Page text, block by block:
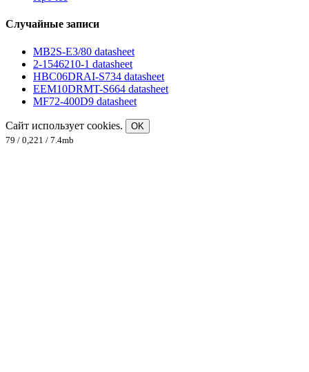
Случайные записи
MB2S-E3/80 datasheet
2-1546210-1 datasheet
HBC06DRAI-S734 datasheet
EEM10DRMT-S664 datasheet
MF72-400D9 datasheet
Сайт использует cookies.
OK
79 / 0,221 / 7.4mb